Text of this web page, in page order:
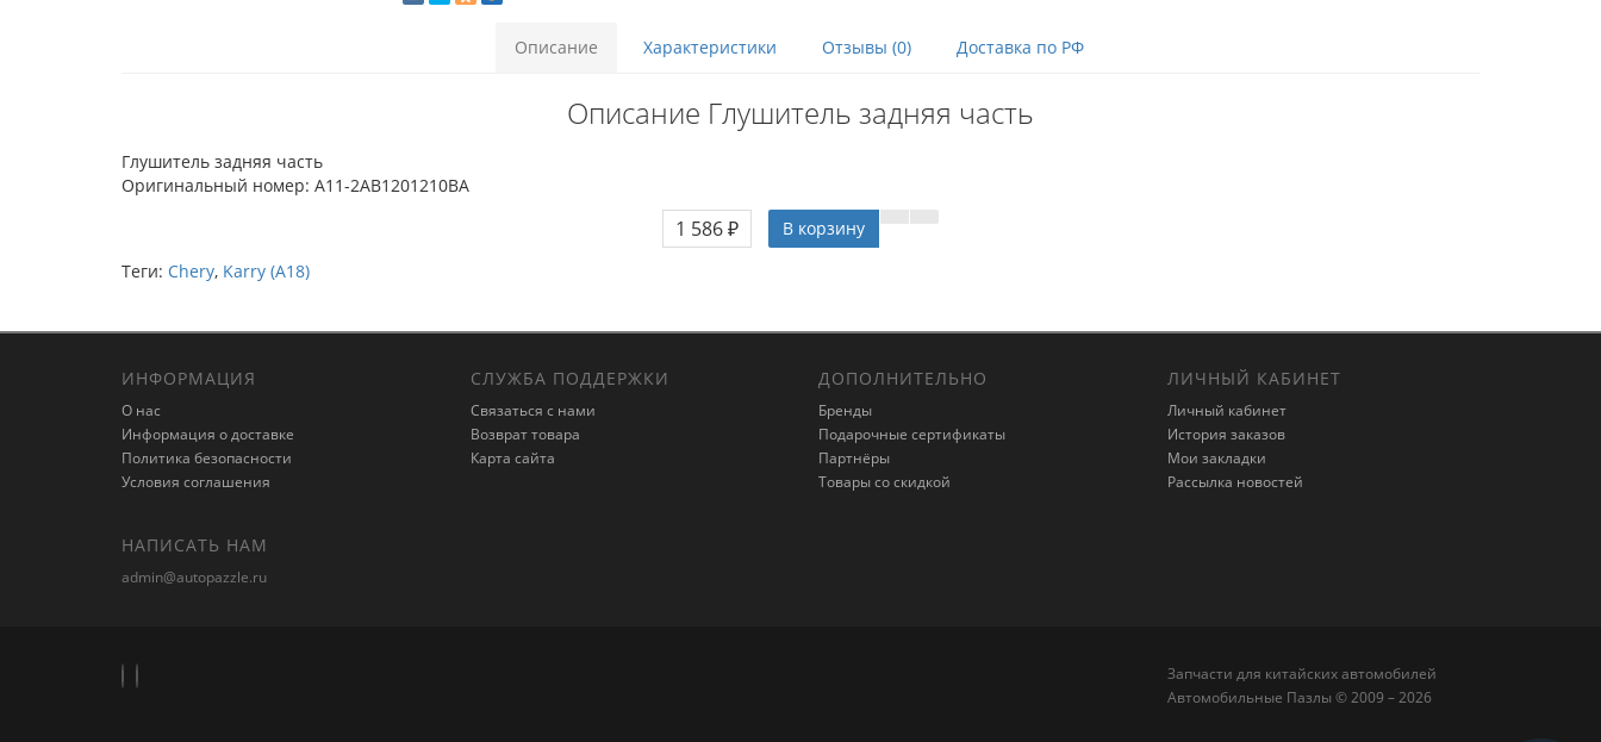
Описание Характеристики Отзывы (0) Доставка по РФ
Описание Глушитель задняя часть
Глушитель задняя часть
Оригинальный номер: A11-2AB1201210BA
1 586 ₽
В корзину
Теги: Chery, Karry (A18)
ИНФОРМАЦИЯ
О нас
Информация о доставке
Политика безопасности
Условия соглашения
СЛУЖБА ПОДДЕРЖКИ
Связаться с нами
Возврат товара
Карта сайта
ДОПОЛНИТЕЛЬНО
Бренды
Подарочные сертификаты
Партнёры
Товары со скидкой
ЛИЧНЫЙ КАБИНЕТ
Личный кабинет
История заказов
Мои закладки
Рассылка новостей
НАПИСАТЬ НАМ
admin@autopazzle.ru
Запчасти для китайских автомобилей
Автомобильные Пазлы © 2009 – 2026